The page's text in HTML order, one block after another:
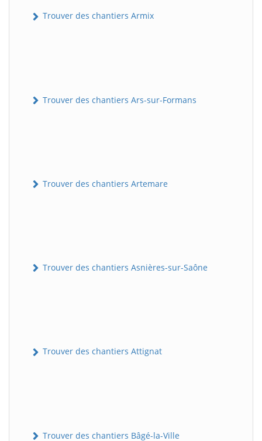
Trouver des chantiers Armix
Trouver des chantiers Ars-sur-Formans
Trouver des chantiers Artemare
Trouver des chantiers Asnières-sur-Saône
Trouver des chantiers Attignat
Trouver des chantiers Bâgé-la-Ville